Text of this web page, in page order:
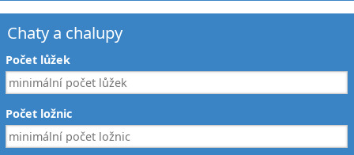
Chaty a chalupy
Počet lůžek
Počet ložnic